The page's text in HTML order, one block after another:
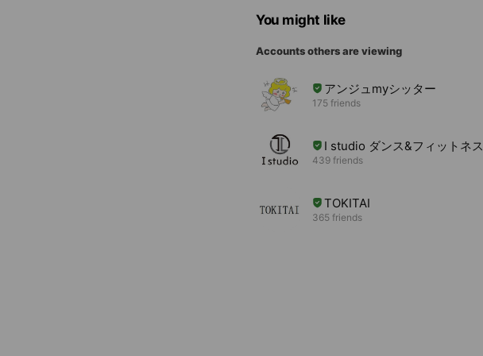
You might like
Accounts others are viewing
アンジュmyシッター
175 friends
I studio ダンス&フィットネス
439 friends
TOKITAI
365 friends